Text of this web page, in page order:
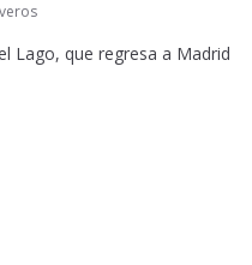
Lago, que regresa a Madrid